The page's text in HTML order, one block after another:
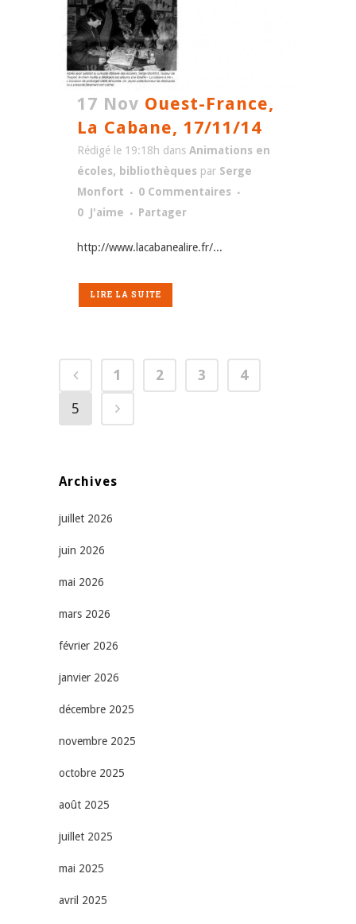
17 Nov Ouest-France,
La Cabane, 17/11/14
Rédigé le 19:18h dans Animations en
écoles, bibliothèques par Serge
Monfort
0 Commentaires
0 J'aime Partager
http://www.lacabanealire.fr/...
LIRE LA SUITE
1 2 3
4
5
Archives
juillet 2026
juin 2026
mai 2026
mars 2026
février 2026
janvier 2026
décembre 2025
novembre 2025
octobre 2025
août 2025
juillet 2025
mai 2025
avril 2025